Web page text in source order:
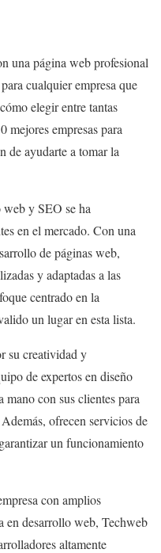
una página web profesional
cualquier empresa que
elegir entre tantas
mejores empresas para
de ayudarte a tomar la
web y SEO se ha
en el mercado. Con una
de páginas web,
y adaptadas a las
centrado en la
un lugar en esta lista.
su creatividad y
de expertos en diseño
con sus clientes para
ofrecen servicios de
un funcionamiento
con amplios
en desarrollo web, Techweb
altamente